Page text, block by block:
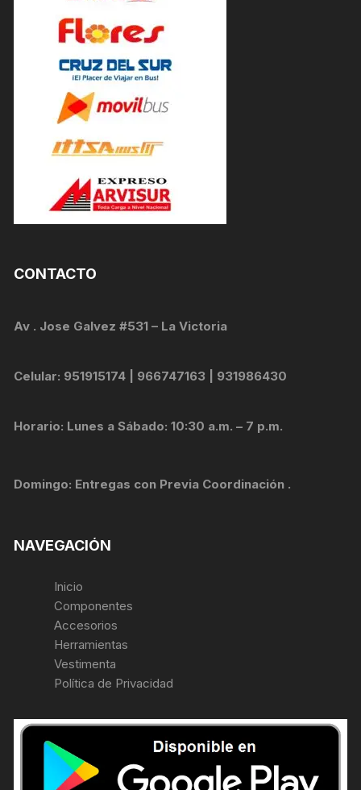
CONTACTO
Av . Jose Galvez #531 – La Victoria
Celular: 951915174 | 966747163 | 931986430
Horario: Lunes a Sábado: 10:30 a.m. – 7 p.m.
Domingo: Entregas con Previa Coordinación .
NAVEGACIÓN
Inicio
Componentes
Accesorios
Herramientas
Vestimenta
Política de Privacidad